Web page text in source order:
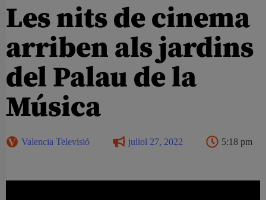
Les nits de cinema
arriben als jardins
del Palau de la
Música
Valencia Televisió juliol 27, 2022 5:18 pm